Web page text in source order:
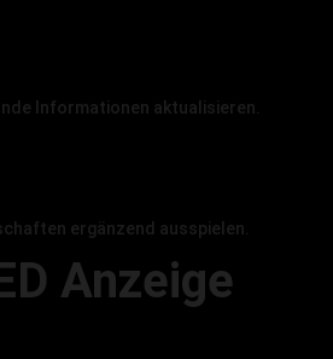
Informationen aktualisieren.
ergänzend ausspielen.
Anzeige